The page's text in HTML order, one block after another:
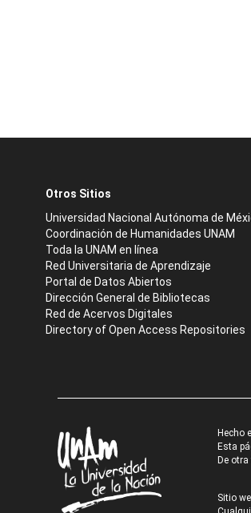
Otros Sitios
Universidad Nacional Autónoma de
Coordinación de Humanidades UNAM
Toda la UNAM en línea
Red Universitaria de Aprendizaje
Portal de Datos Abiertos
Dirección General de Bibliotecas
Red de Acervos Digitales
Directory of Open Access Repositories
Hecho
Esta
De
Sitio